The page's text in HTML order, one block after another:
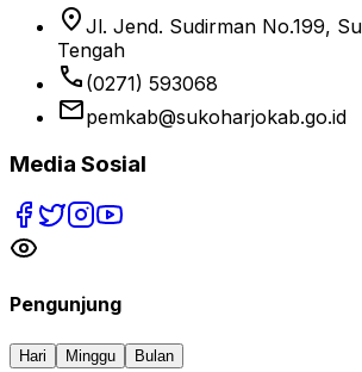
location_on Jl. Jend. Sudirman No.199,
Tengah
phone (0271) 593068
emailpemkab@sukoharjokab.go.id
Media Sosial
Pengunjung
Hari Minggu Bulan